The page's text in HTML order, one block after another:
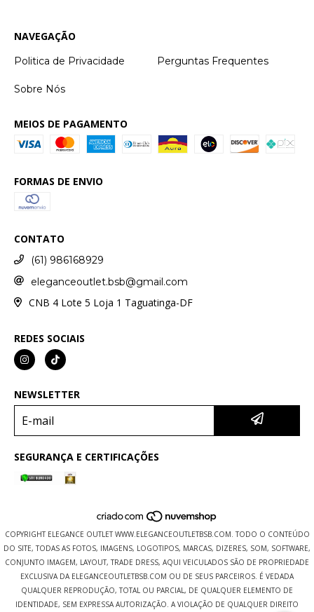
NAVEGAÇÃO
Politica de Privacidade Perguntas Frequentes
Sobre Nós
MEIOS DE PAGAMENTO
FORMAS DE ENVIO
CONTATO
(61) 986168929
eleganceoutlet.bsb@gmail.com
CNB 4 Lote 5 Loja 1 Taguatinga-DF
REDES SOCIAIS
NEWSLETTER
SEGURANÇA E CERTIFICAÇÕES
COPYRIGHT ELEGANCE OUTLET WWW.ELEGANCEOUTLETBSB.COM. TODO O CONTEÚDO
DO SITE, TODAS AS FOTOS, IMAGENS, LOGOTIPOS, MARCAS, DIZERES, SOM, SOFTWARE,
CONJUNTO IMAGEM, LAYOUT, TRADE DRESS, AQUI VEICULADOS SÃO DE PROPRIEDADE
EXCLUSIVA DA ELEGANCEOUTLETBSB.COM OU DE SEUS PARCEIROS. É VEDADA
QUALQUER REPRODUÇÃO, TOTAL OU PARCIAL, DE QUALQUER ELEMENTO DE
IDENTIDADE, SEM EXPRESSA AUTORIZAÇÃO. A VIOLAÇÃO DE QUALQUER DIREITO